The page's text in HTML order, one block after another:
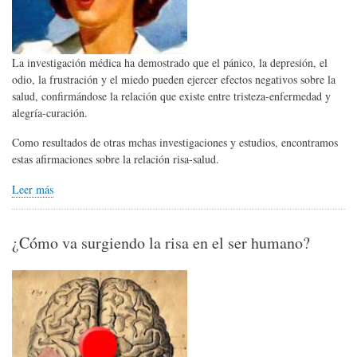
La investigación médica ha demostrado que el pánico, la depresión, el
odio, la frustración y el miedo pueden ejercer efectos negativos sobre la
salud, confirmándose la relación que existe entre tristeza-enfermedad y
alegría-curación.
Como resultados de otras mchas investigaciones y estudios, encontramos
estas afirmaciones sobre la relación risa-salud.
Leer más
¿Cómo va surgiendo la risa en el ser humano?